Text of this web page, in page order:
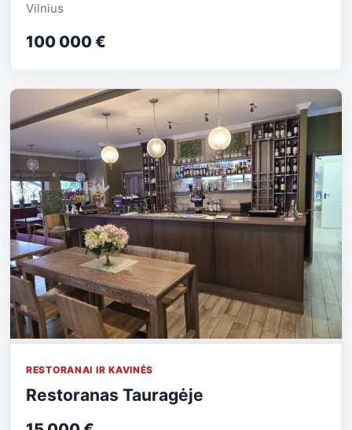
Vilnius
100 000 €
RESTORANAI IR KAVINĖS
Restoranas Tauragėje